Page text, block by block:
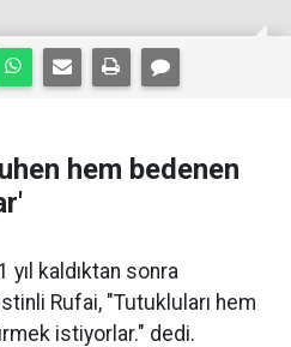
hem bedenen
kaldıktan sonra
Rufai, "Tutukluları hem
istiyorlar." dedi.